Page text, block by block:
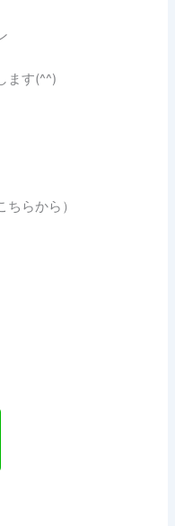
ます(^^)
ちらから）